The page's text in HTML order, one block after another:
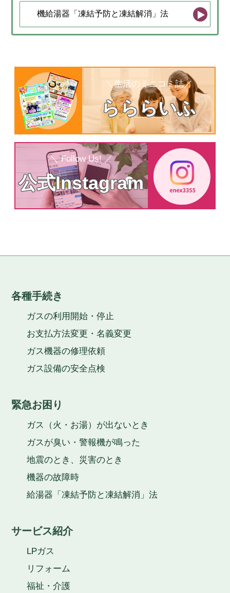
機給湯器「凍結予防と凍結解消」法
＼生活のミニコミ誌／
らららいふ
＼ Follow Us! ／
公式Instagram
各種手続き
ガスの利用開始・停止
お支払方法変更・名義変更
ガス機器の修理依頼
ガス設備の安全点検
緊急お困り
ガス（火・お湯）が出ないとき
ガスが臭い・警報機が鳴った
地震のとき、災害のとき
機器の故障時
給湯器「凍結予防と凍結解消」法
サービス紹介
LPガス
リフォーム
福祉・介護